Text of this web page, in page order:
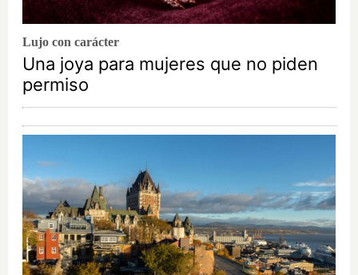
Lujo con carácter
Una joya para mujeres que no piden
permiso